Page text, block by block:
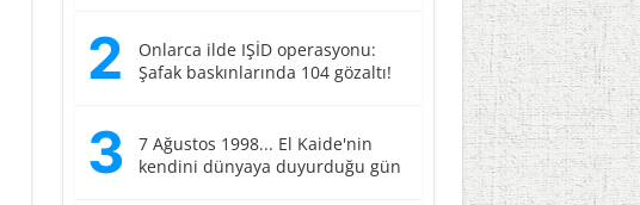
2
Onlarca ilde IŞİD operasyonu:
Şafak baskınlarında 104 gözaltı!
3
7 Ağustos 1998... El Kaide'nin
kendini dünyaya duyurduğu gün